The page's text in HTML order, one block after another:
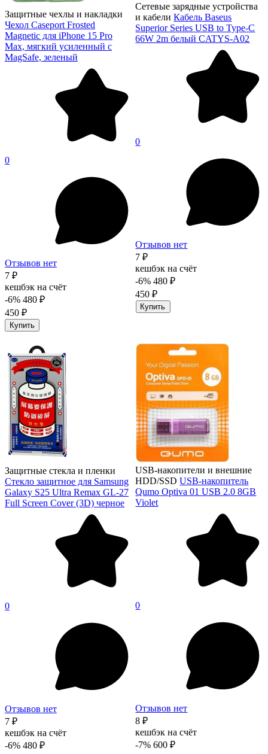
Защитные чехлы и накладки
Чехол Caseport Frosted
Magnetic для iPhone 15 Pro
Max, мягкий усиленный с
MagSafe, зеленый
0
Отзывов нет
7 ₽
кешбэк на счёт
-6% 480 ₽
450 ₽
Купить
Сетевые зарядные устройства
и кабели Кабель Baseus
Superior Series USB to Type-C
66W 2m белый CATYS-A02
0
Отзывов нет
7 ₽
кешбэк на счёт
-6% 480 ₽
450 ₽
Купить
Защитные стекла и пленки
Стекло защитное для Samsung
Galaxy S25 Ultra Remax GL-27
Full Screen Cover (3D) черное
0
Отзывов нет
7 ₽
кешбэк на счёт
-6% 480 ₽
USB-накопители и внешние
HDD/SSD USB-накопитель
Qumo Optiva 01 USB 2.0 8GB
Violet
0
Отзывов нет
8 ₽
кешбэк на счёт
-7% 600 ₽